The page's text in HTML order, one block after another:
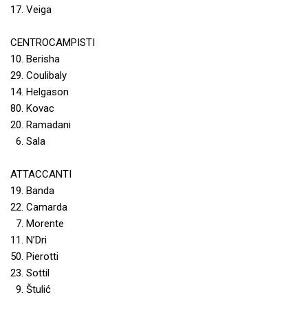
17. Veiga
CENTROCAMPISTI
10. Berisha
29. Coulibaly
14. Helgason
80. Kovac
20. Ramadani
6. Sala
ATTACCANTI
19. Banda
22. Camarda
7. Morente
11. N’Dri
50. Pierotti
23. Sottil
9. Štulić